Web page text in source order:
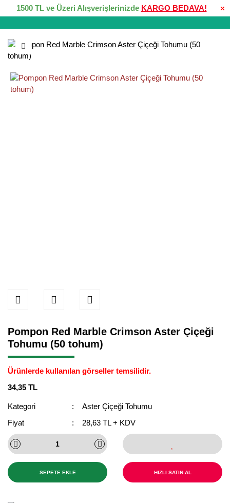
×
1500 TL ve Üzeri Alışverişlerinizde KARGO BEDAVA!
Pompon Red Marble Crimson Aster Çiçeği
Tohumu (50 tohum)
Ürünlerde kullanılan görseller temsilidir.
34,35 TL
Kategori
Aster Çiçeği Tohumu
Fiyat
28,63 TL + KDV
SEPETE EKLE HIZLI SATIN AL